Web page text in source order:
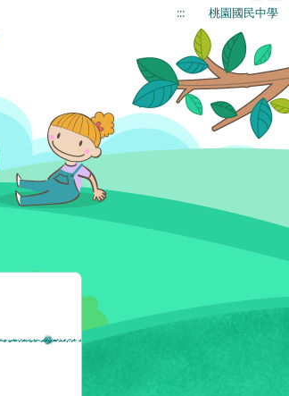
::: 桃園國民中學